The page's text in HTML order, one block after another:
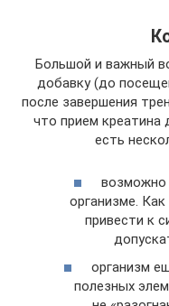
Большой и важный
добавку (до
после завершения
что прием креатина
есть
возможно
организме.
привести к
организм
полезных